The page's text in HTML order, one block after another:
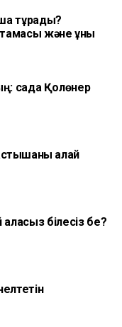
тұрады?
және құны
садақ Қолөнер
қалай
білесіз бе?